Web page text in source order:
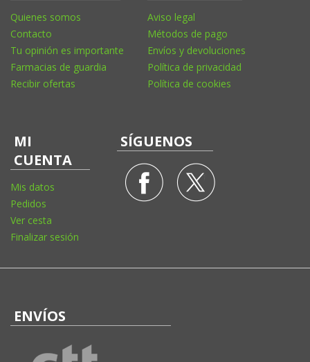
Quienes somos
Contacto
Tu opinión es importante
Farmacias de guardia
Recibir ofertas
Aviso legal
Métodos de pago
Envíos y devoluciones
Política de privacidad
Política de cookies
MI
CUENTA
Mis datos
Pedidos
Ver cesta
Finalizar sesión
SÍGUENOS
ENVÍOS